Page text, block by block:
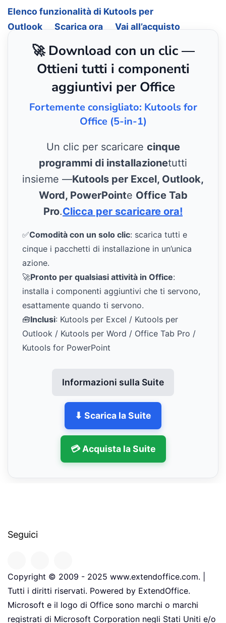
Elenco funzionalità di Kutools per
Outlook
Scarica ora Vai all’acquisto
🚀 Download con un clic —
Ottieni tutti i componenti
aggiuntivi per Office
Fortemente consigliato: Kutools for
Office (5-in-1)
Un clic per scaricare cinque
programmi di installazionetutti
insieme —Kutools per Excel, Outlook,
Word, PowerPointe Office Tab
Pro.Clicca per scaricare ora!
✅Comodità con un solo clic: scarica tutti e
cinque i pacchetti di installazione in un’unica
azione.
🚀Pronto per qualsiasi attività in Office:
installa i componenti aggiuntivi che ti servono,
esattamente quando ti servono.
🧰Inclusi: Kutools per Excel / Kutools per
Outlook / Kutools per Word / Office Tab Pro /
Kutools for PowerPoint
Informazioni sulla Suite
⬇ Scarica la Suite
💳 Acquista la Suite
Seguici
Copyright © 2009 - 2025 www.extendoffice.com. |
Tutti i diritti riservati. Powered by ExtendOffice.
Microsoft e il logo di Office sono marchi o marchi
registrati di Microsoft Corporation negli Stati Uniti e/o